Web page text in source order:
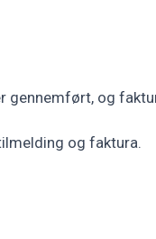
og
og faktura.